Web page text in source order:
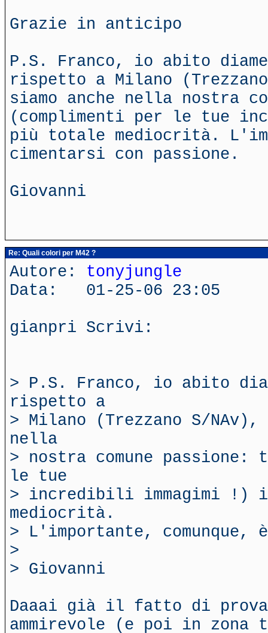
Grazie in anticipo
P.S. Franco, io abito
rispetto a Milano
siamo anche nella nostra
(complimenti per le tue
più totale mediocrità.
cimentarsi con passione.
Giovanni
Re: Quali colori per M42 ?
Autore: tonyjungle
Data: 01-25-06 23:05
gianpri Scrivi:
> P.S. Franco, io abito
rispetto a
> Milano (Trezzano S/
nella
> nostra comune
le tue
> incredibili immagimi !)
mediocrità.
> L'importante, comunque,
>
> Giovanni
Daaai già il fatto di
ammirevole (e poi in zona